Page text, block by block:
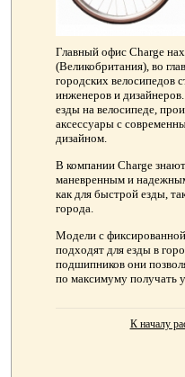
Главный офис Charge
(Великобритания), во
городских велосипедов
инженеров и
езды на велосипеде,
аксессуары с
дизайном.
В компании Charge
маневренным и
как для быстрой езды,
города.
Модели с
подходят для езды в
подшипников они
по максимуму получать
К началу